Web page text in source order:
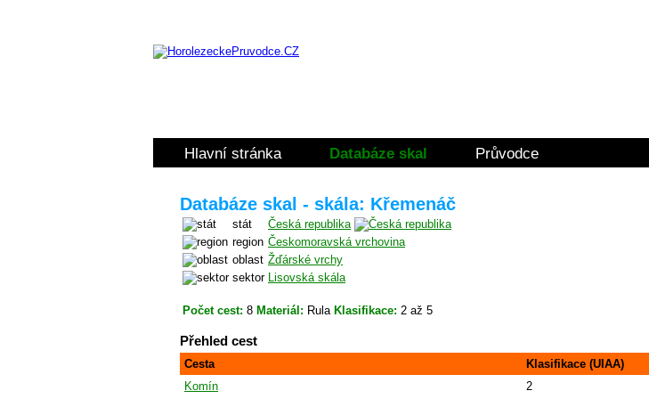
Hlavní stránka Databáze skal Průvodce
Databáze skal - skála: Křemenáč
stát
Česká republika
region Českomoravská vrchovina
oblast Žďárské vrchy
sektor Lisovská skála
Počet cest: 8 Materiál: Rula Klasifikace: 2 až 5
Přehled cest
Cesta Klasifikace (UIAA)
Komín
2